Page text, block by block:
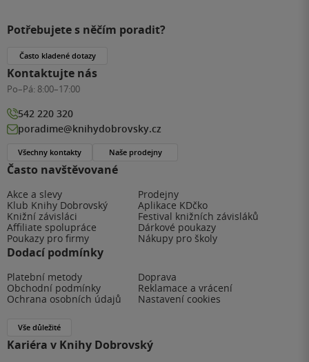
Často navštěvované
Akce a slevy
Prodejny
Klub Knihy Dobrovský
Aplikace KDčko
Knižní závisláci
Festival knižních závisláků
Affiliate spolupráce
Dárkové poukazy
Poukazy pro firmy
Nákupy pro školy
Dodací podmínky
Platební metody
Doprava
Obchodní podmínky
Reklamace a vrácení
Ochrana osobních údajů
Nastavení cookies
Vše důležité
Kariéra v Knihy Dobrovský
Potřebujete s něčím poradit?
Často kladené dotazy
Kontaktujte nás
Po–Pá: 8:00–17:00
542 220 320
poradime@knihydobrovsky.cz
Všechny kontakty Naše prodejny